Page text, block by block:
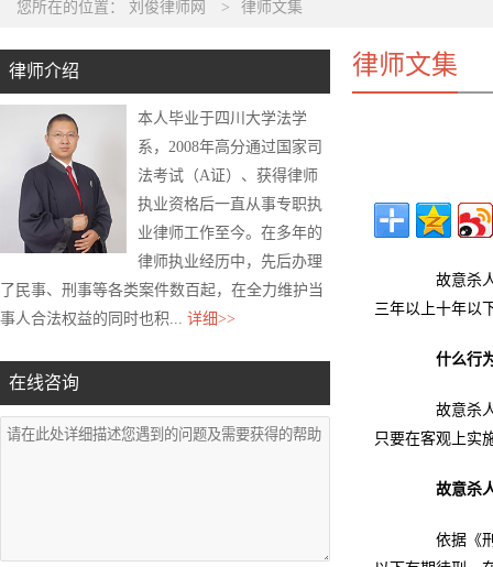
您所在的位置： 刘俊律师网 > 律师文集
律师介绍
本人毕业于四川大学法学
系，2008年高分通过国家司
法考试（A证）、获得律师
执业资格后一直从事专职执
业律师工作至今。在多年的
律师执业经历中，先后办理
了民事、刑事等各类案件数百起，在全力维护当
事人合法权益的同时也积... 详细>>
在线咨询
律师文集
故意杀人
三年以上十年以
什么行
故意杀人
只要在客观上实
故意杀
依据《刑